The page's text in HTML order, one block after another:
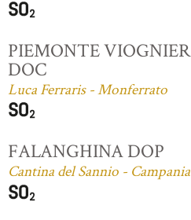
PIEMONTE VIOGNIER
DOC
Luca Ferraris - Monferrato
FALANGHINA DOP
Cantina del Sannio - Campania